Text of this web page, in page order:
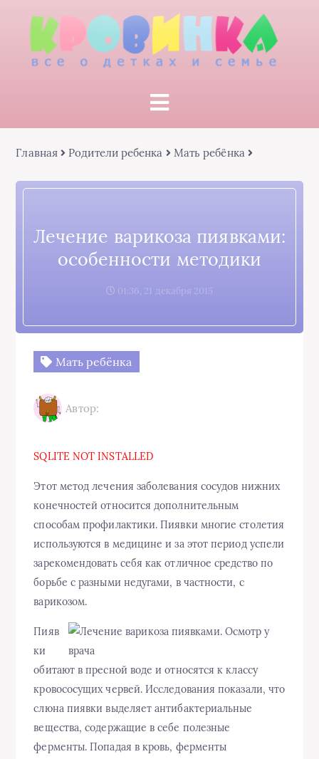
Главная Родители ребенка Мать ребёнка
Лечение варикоза пиявками:
особенности методики
01:36, 21 декабря 2015
Мать ребёнка
Автор:
SQLITE NOT INSTALLED
Этот метод лечения заболевания сосудов нижних
конечностей относится дополнительным
способам профилактики. Пиявки многие столетия
используются в медицине и за этот период успели
зарекомендовать себя как отличное средство по
борьбе с разными недугами, в частности, с
варикозом.
Пияв
ки
обитают в пресной воде и относятся к классу
кровососущих червей. Исследования показали, что
слюна пиявки выделяет антибактериальные
вещества, содержащие в себе полезные
ферменты. Попадая в кровь, ферменты